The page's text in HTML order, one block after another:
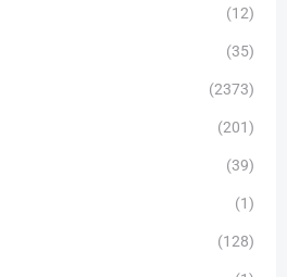
(12)
(35)
(2373)
(201)
(39)
(1)
(128)